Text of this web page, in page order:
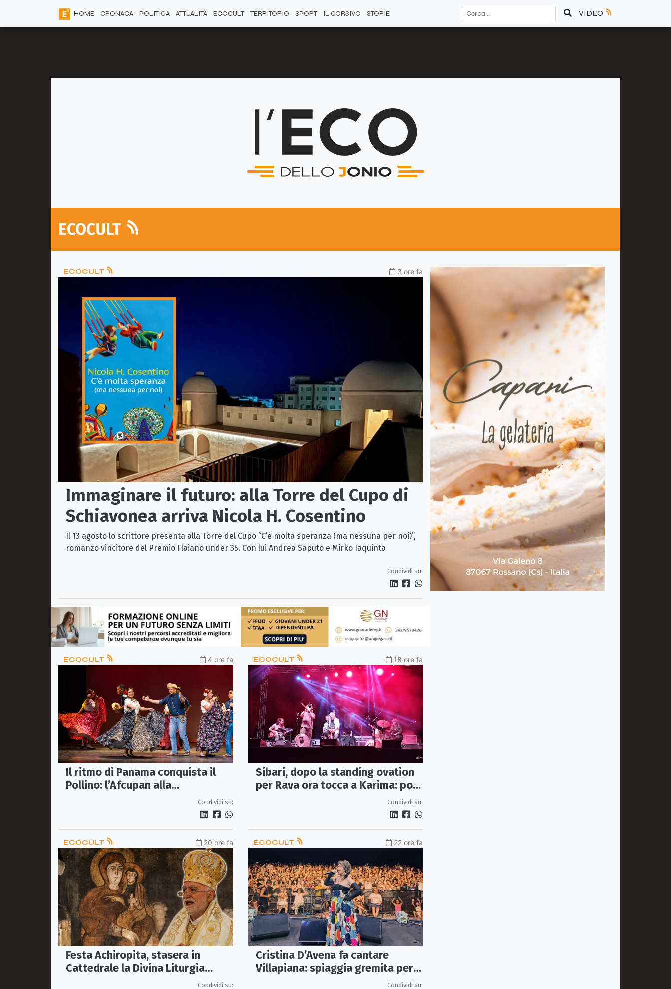
HOME CRONACA POLITICA ATTUALITÀ ECOCULT TERRITORIO SPORT IL CORSIVO STORIE VIDEO
ECOCULT
ECOCULT 3 ore fa
Immaginare il futuro: alla Torre del Cupo di
Schiavonea arriva Nicola H. Cosentino
Il 13 agosto lo scrittore presenta alla Torre del Cupo “C’è molta speranza (ma nessuna per noi)”,
romanzo vincitore del Premio Flaiano under 35. Con lui Andrea Saputo e Mirko Iaquinta
Condividi su:
ECOCULT 4 ore fa
Il ritmo di Panama conquista il
Pollino: l’Afcupan alla
quarantesima Estate del Folklore
Condividi su:
ECOCULT 18 ore fa
Sibari, dopo la standing ovation
per Rava ora tocca a Karima: poi
Condividi su:
ECOCULT 20 ore fa
Festa Achiropita, stasera in
Cattedrale la Divina Liturgia
Condividi su:
ECOCULT 22 ore fa
Cristina D’Avena fa cantare
Villapiana: spiaggia gremita per il
Condividi su: